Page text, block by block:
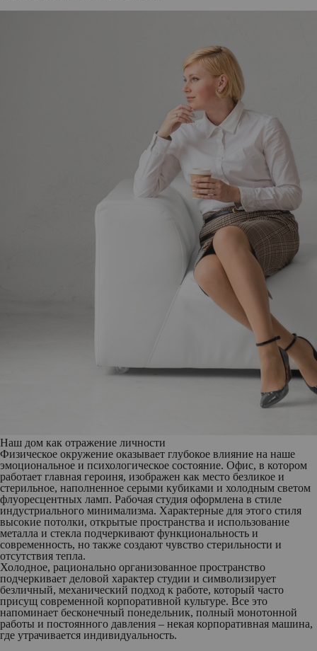
Наш дом как отражение личности
Физическое окружение оказывает глубокое влияние на наше
эмоциональное и психологическое состояние. Офис, в котором
работает главная героиня, изображен как место безликое и
стерильное, наполненное серыми кубиками и холодным светом
флуоресцентных ламп. Рабочая студия оформлена в стиле
индустриального минимализма. Характерные для этого стиля
высокие потолки, открытые пространства и использование
металла и стекла подчеркивают функциональность и
современность, но также создают чувство стерильности и
отсутствия тепла.
Холодное, рационально организованное пространство
подчеркивает деловой характер студии и символизирует
безличный, механический подход к работе, который часто
присущ современной корпоративной культуре. Все это
напоминает бесконечный понедельник, полный монотонной
работы и постоянного давления – некая корпоративная машина,
где утрачивается индивидуальность.